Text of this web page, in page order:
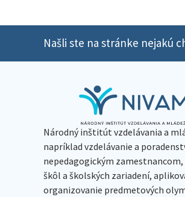
Našli ste na stránke nejakú
Národný inštitút vzdelávania a
napríklad vzdelávanie a
nepedagogickým
škôl a školských zariadení,
organizovanie predmetových